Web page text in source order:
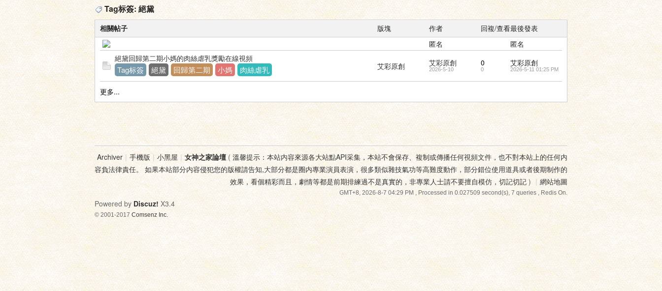
女
神
之
›
Tag标簽: 絕黛
相關帖子 版塊 作者 回複/查看最後發表
匿名
匿名
絕黛回歸第二期小媽的肉絲虐乳獎勵在線視頻
Tag标簽 絕黛 回歸第二期 小媽 肉絲虐乳 艾彩原創 艾彩原創
2026-5-10
0
0
艾彩原創
2026-5-11 01:25 PM
更多...
Archiver | 手機版 | 小黑屋 | 女神之家論壇 ( 溫馨提示：本站内容來源各大站點API采集，本站不會保存、複制或傳播任何視頻文件，也不對本站上的任何内
容負法律責任。 如果本站部分内容侵犯您的版權請告知,大部分都是圈内專業演員表演，很多類似雜技氣功等高難度動作，部分錯位使用道具或者後期制作的
效果，看個精彩而且，劇情等都是前期排練過不是真實的，非專業人士請不要擅自模仿，切記切記 ) | 網站地圖
GMT+8, 2026-8-7 04:29 PM , Processed in 0.027509 second(s), 7 queries , Redis On.
Powered by Discuz! X3.4
© 2001-2017 Comsenz Inc.